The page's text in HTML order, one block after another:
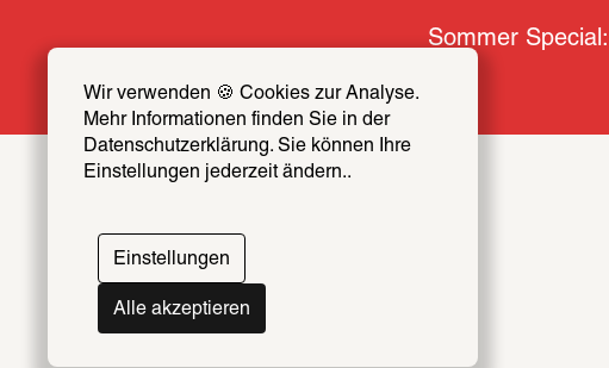
Wir verwenden 🍪 Cookies zur Analyse.
Mehr Informationen finden Sie in der
Datenschutzerklärung. Sie können Ihre
Einstellungen jederzeit ändern..
Einstellungen
Alle akzeptieren
Sommer
Themen Artists & Creators Index
069